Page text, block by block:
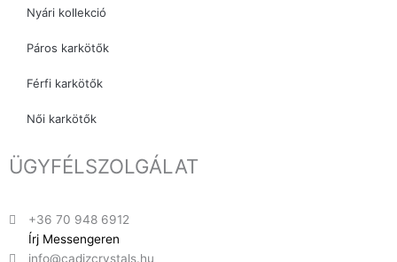
Nyári kollekció
Páros karkötők
Férfi karkötők
Női karkötők
ÜGYFÉLSZOLGÁLAT
+36 70 948 6912
Írj Messengeren
info@cadizcrystals.hu